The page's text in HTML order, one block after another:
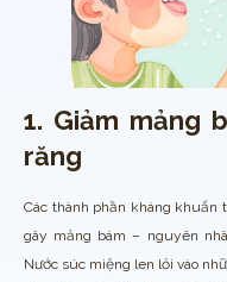
1. Giảm mảng
răng
Các thành phần kháng khuẩn
gây mảng bám – nguyên
Nước súc miệng len lỏi vào